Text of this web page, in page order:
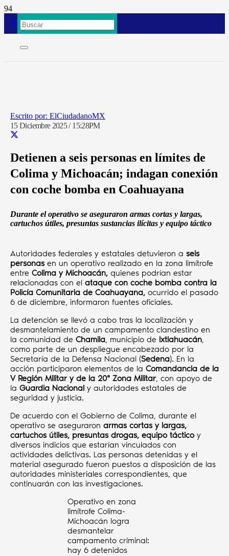
ElCiudadanoMX
15 Diciembre 2025 / 15:28PM
Detienen a seis personas en límites de
Colima y Michoacán; indagan conexión
con coche bomba en Coahuayana
Durante el operativo se aseguraron armas cortas y largas,
cartuchos útiles, presuntas sustancias ilícitas y equipo táctico
Autoridades federales y estatales detuvieron a seis
personasen un operativo realizado en la zona limítrofe
entre Colima y Michoacán, quienes podrían estar
relacionadas con el ataque con coche bomba contra la
Policía Comunitaria de Coahuayana, ocurrido el pasado
6 de diciembre, informaron fuentes oficiales.
La detención se llevó a cabo tras la localización y
desmantelamiento de un campamento clandestino en
la comunidad de Chamila, municipio de Ixtlahuacán,
como parte de un despliegue encabezado por la
Secretaría de la Defensa Nacional (Sedena). En la
acción participaron elementos de la Comandancia de la
V Región Militar y de la 20ª Zona Militar, con apoyo de
la Guardia Nacional y autoridades estatales de
seguridad y justicia.
De acuerdo con el Gobierno de Colima, durante el
operativo se aseguraron armas cortas y largas,
cartuchos útiles, presuntas drogas, equipo tácticoy
diversos indicios que estarían vinculados con
actividades delictivas. Las personas detenidas y el
material asegurado fueron puestos a disposición de las
autoridades ministeriales correspondientes, que
continuarán con las investigaciones.
Operativo en zona
limítrofe Colima-
Michoacán logra
desmantelar
campamento criminal:
hay 6 detenidos